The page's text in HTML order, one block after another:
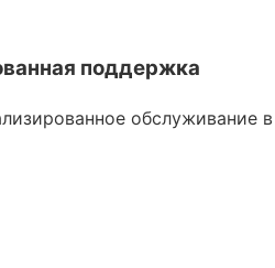
поддержка
обслуживание в